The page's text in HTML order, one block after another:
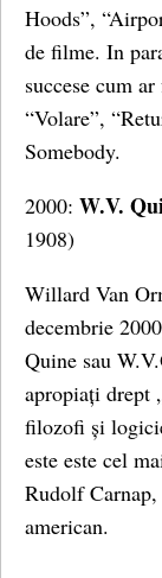
Hoods”,
de filme. In
succese cum
“Volare”,
Somebody.
2000: W.V.
1908)
Willard Van
decembrie
Quine sau
apropiați drept
filozofi și
este este cel
Rudolf
american.